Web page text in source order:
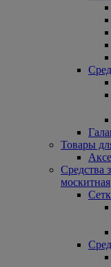
Товары
Средства
москитная